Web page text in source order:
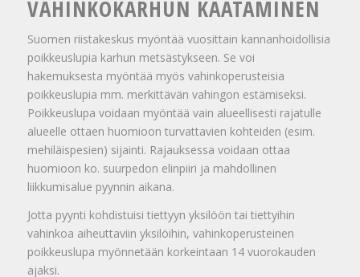
VAHINKOKARHUN KAATAMINEN
Suomen riistakeskus myöntää vuosittain kannanhoidollisia
poikkeuslupia karhun metsästykseen. Se voi
hakemuksesta myöntää myös vahinkoperusteisia
poikkeuslupia mm. merkittävän vahingon estämiseksi.
Poikkeuslupa voidaan myöntää vain alueelli­sesti rajatulle
alueelle ottaen huomioon turvattavien kohteiden (esim.
mehiläispesien) sijainti. Rajauksessa voidaan ottaa
huomioon ko. suurpedon elinpiiri ja mahdollinen
liikkumisalue pyynnin aikana.
Jotta pyynti kohdistuisi tiettyyn yksilöön tai tiettyihin
vahinkoa aiheuttaviin yksilöihin, vahinkoperusteinen
poikkeuslupa myönnetään korkeintaan 14 vuorokauden
ajaksi.